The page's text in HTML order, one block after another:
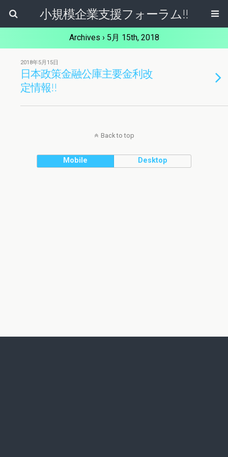
小規模企業支援フォーラム!!
Archives › 5月 15th, 2018
2018年5月15日
日本政策金融公庫主要金利改
定情報!!
Back to top
Mobile Desktop